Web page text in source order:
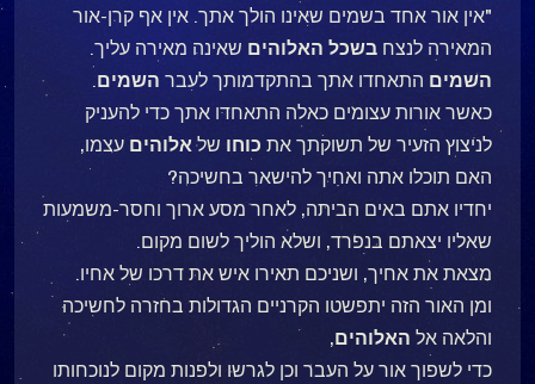
"אין אור אחד בשמים שאינו הולך אתך. אין אף קרן-אור
המאירה לנצח בשכל האלוהיםשאינה מאירה עליך.
השמיםהתאחדו אתך בהתקדמותך לעבר השמים.
כאשר אורות עצומים כאלה התאחדו אתך כדי להעניק
לניצוץ הזעיר של תשוקתך את כוחושלאלוהיםעצמו,
האם תוכלו אתה ואחִיך להישאר בחשיכה?
יחדיו אתם באים הביתה, לאחר מסע ארוך וחסר-משמעות
שאליו יצאתם בנפרד, ושלא הוליך לשום מקום.
מצאת את אחיך, ושניכם תאירו איש את דרכו של אחיו.
ומן האור הזה יתפשטו הקרניים הגדולות בחזרה לחשיכה
והלאה אל האלוהים,
כדי לשפוך אור על העבר וכן לגרשו ולפנות מקום לנוכחותו